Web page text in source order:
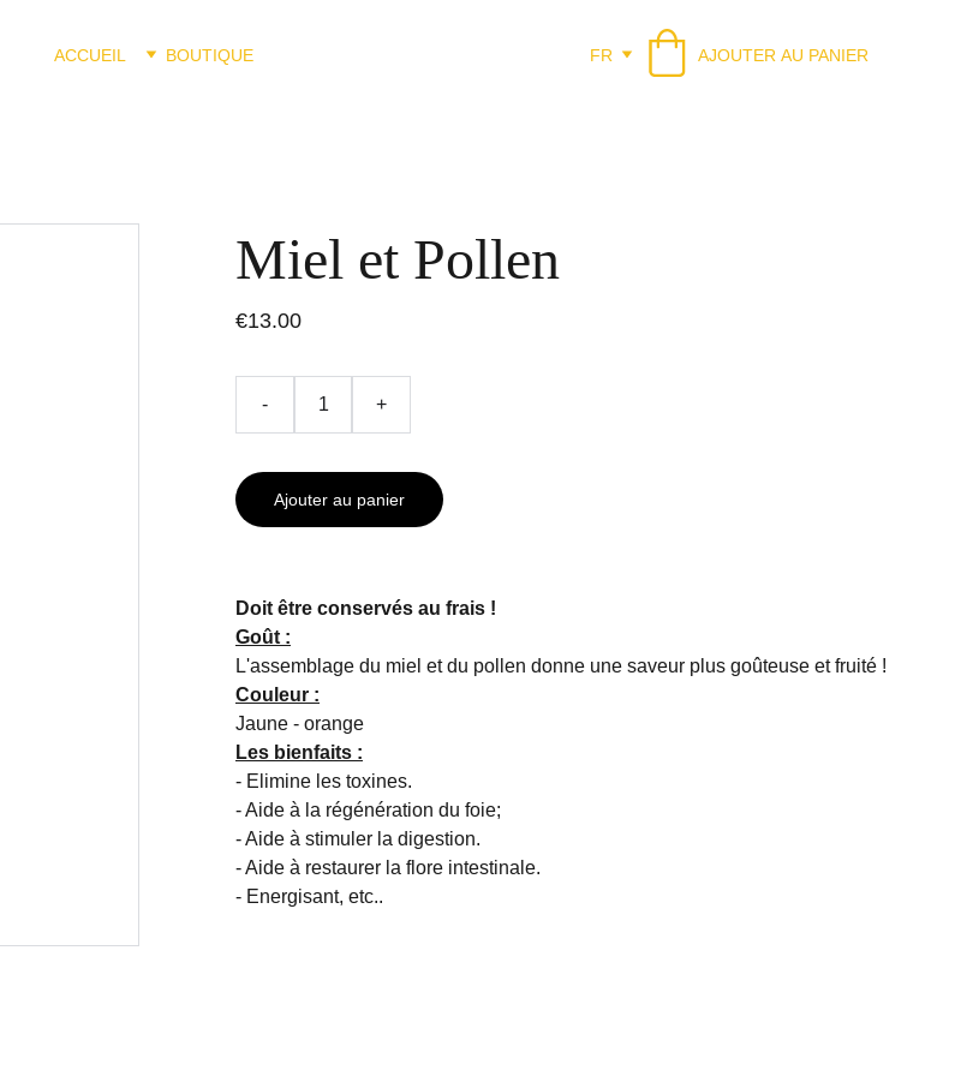
ACCUEIL BOUTIQUE FR AJOUTER AU PANIER
Miel et Pollen
€13.00
- +
Ajouter au panier
Doit être conservés au frais !
Goût :
L'assemblage du miel et du pollen donne une saveur plus goûteuse et fruité !
Couleur :
Jaune - orange
Les bienfaits :
- Elimine les toxines.
- Aide à la régénération du foie;
- Aide à stimuler la digestion.
- Aide à restaurer la flore intestinale.
- Energisant, etc..